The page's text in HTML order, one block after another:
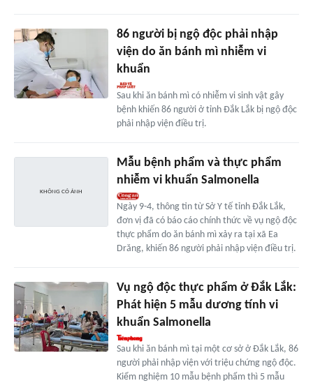
86 người bị ngộ độc phải nhập
viện do ăn bánh mì nhiễm vi
khuẩn
Sau khi ăn bánh mì có nhiễm vi sinh vật gây
bệnh khiến 86 người ở tỉnh Đắk Lắk bị ngộ độc
phải nhập viện điều trị.
Mẫu bệnh phẩm và thực phẩm
nhiễm vi khuẩn Salmonella
Ngày 9-4, thông tin từ Sở Y tế tỉnh Đắk Lắk,
đơn vị đã có báo cáo chính thức về vụ ngộ độc
thực phẩm do ăn bánh mì xảy ra tại xã Ea
Drăng, khiến 86 người phải nhập viện điều trị.
Vụ ngộ độc thực phẩm ở Đắk Lắk:
Phát hiện 5 mẫu dương tính vi
khuẩn Salmonella
Sau khi ăn bánh mì tại một cơ sở ở Đắk Lắk, 86
người phải nhập viện với triệu chứng ngộ độc.
Kiểm nghiệm 10 mẫu bệnh phẩm thì 5 mẫu